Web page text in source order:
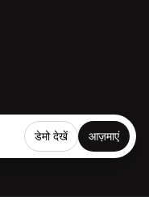
डेमो देखें आज़माएं